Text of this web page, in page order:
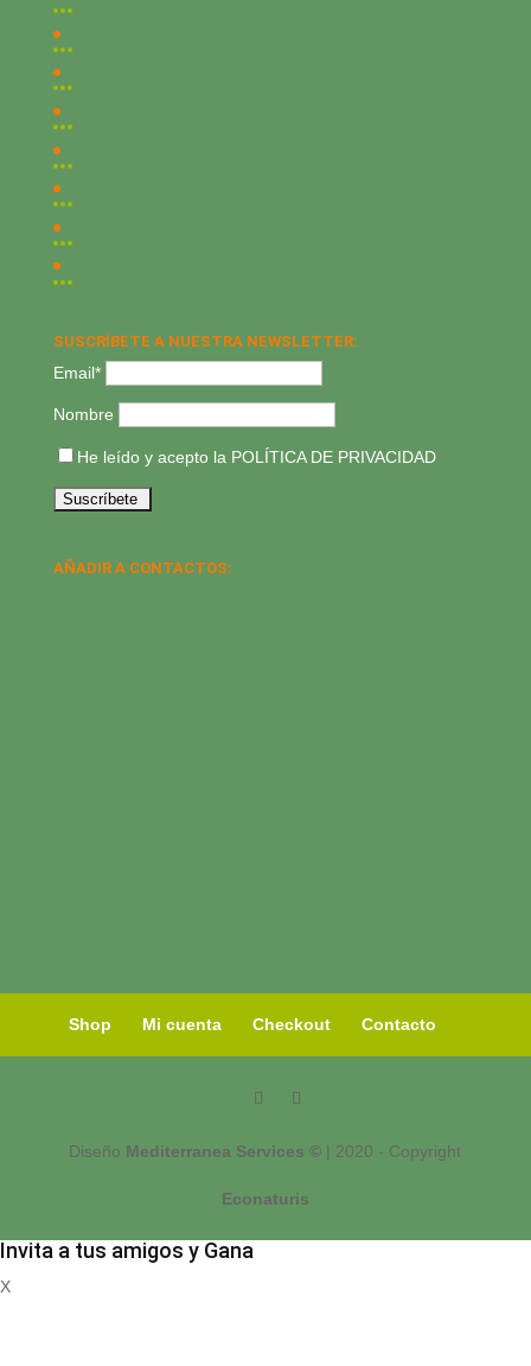
SUSCRÍBETE A NUESTRA NEWSLETTER:
Email*
Nombre
He leído y acepto la POLÍTICA DE PRIVACIDAD
AÑADIR A CONTACTOS:
Shop Mi cuenta Checkout Contacto
Diseño Mediterranea Services © | 2020 - Copyright
Econaturis
Invita a tus amigos y Gana
X